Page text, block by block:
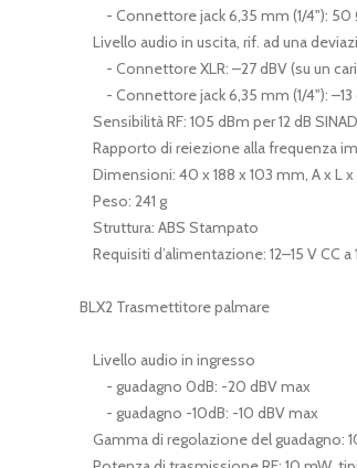
- Connettore jack 6,35 mm (1/4"): 50
Livello audio in uscita, rif. ad una
- Connettore XLR: –27 dBV (su un
- Connettore jack 6,35 mm (1/4"): –13
Sensibilità RF: 105 dBm per 12 dB
Rapporto di reiezione alla frequenza
Dimensioni: 40 x 188 x 103 mm, A x L x
Peso: 241 g
Struttura: ABS Stampato
Requisiti d’alimentazione: 12–15 V
BLX2 Trasmettitore palmare
Livello audio in ingresso
- guadagno 0dB: -20 dBV max
- guadagno -10dB: -10 dBV max
Gamma di regolazione del guadagno: